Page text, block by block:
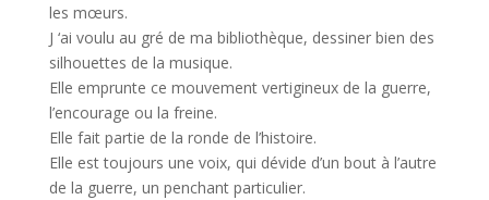
les mœurs.
J ‘ai voulu au gré de ma bibliothèque, dessiner bien des
silhouettes de la musique.
Elle emprunte ce mouvement vertigineux de la guerre,
l’encourage ou la freine.
Elle fait partie de la ronde de l’histoire.
Elle est toujours une voix, qui dévide d’un bout à l’autre
de la guerre, un penchant particulier.